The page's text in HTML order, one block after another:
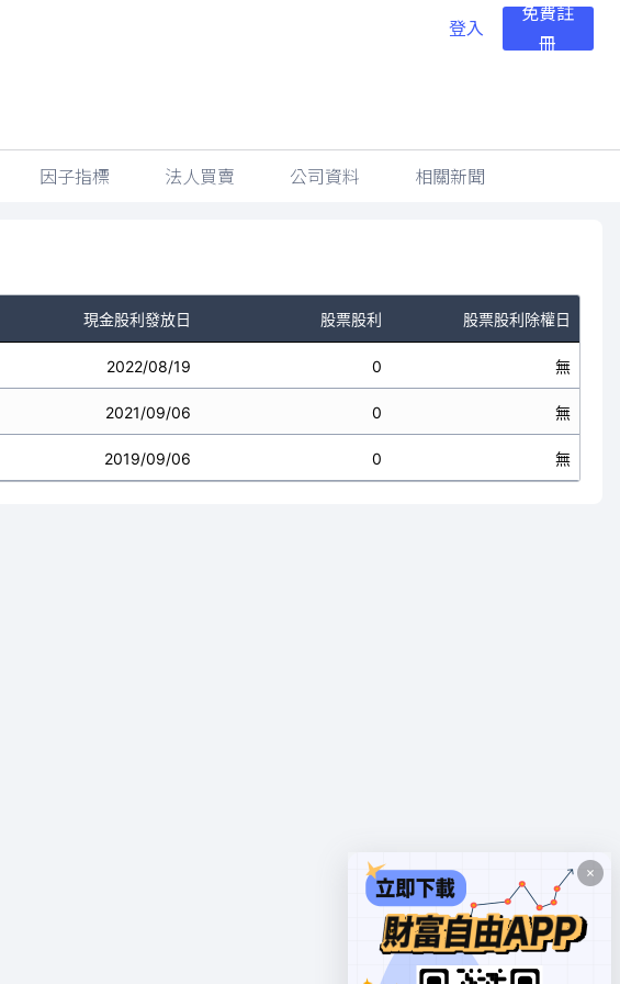
登入
免費註
冊
因子指標 法人買賣 公司資料 相關新聞
現金股利發放日 股票股利 股票股利除權日
2022/08/19 0 無
2021/09/06 0 無
2019/09/06 0 無